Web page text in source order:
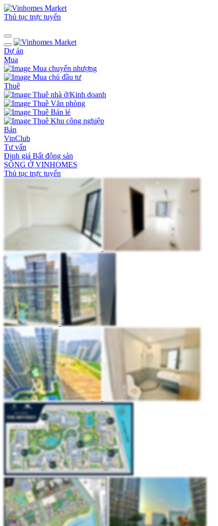
Thủ tục trực tuyến
Dự án
Mua
Mua chuyển nhượng
Mua chủ đầu tư
Thuê
Thuê nhà ở/Kinh doanh
Thuê Văn phòng
Thuê Bán lẻ
Thuê Khu công nghiệp
Bán
VinClub
Tư vấn
Định giá Bất động sản
SỐNG Ở VINHOMES
Thủ tục trực tuyến